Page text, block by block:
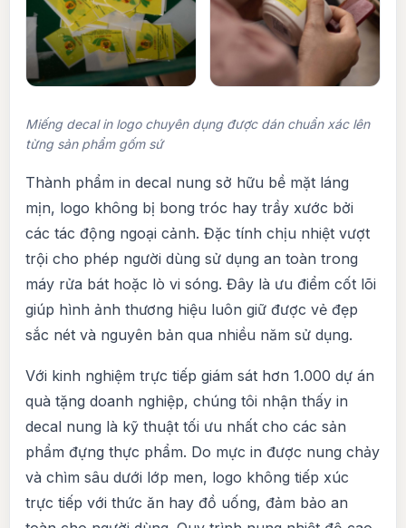
Miếng decal in logo chuyên dụng được dán chuẩn xác lên
từng sản phẩm gốm sứ
Thành phẩm in decal nung sở hữu bề mặt láng
mịn, logo không bị bong tróc hay trầy xước bởi
các tác động ngoại cảnh. Đặc tính chịu nhiệt vượt
trội cho phép người dùng sử dụng an toàn trong
máy rửa bát hoặc lò vi sóng. Đây là ưu điểm cốt lõi
giúp hình ảnh thương hiệu luôn giữ được vẻ đẹp
sắc nét và nguyên bản qua nhiều năm sử dụng.
Với kinh nghiệm trực tiếp giám sát hơn 1.000 dự án
quà tặng doanh nghiệp, chúng tôi nhận thấy in
decal nung là kỹ thuật tối ưu nhất cho các sản
phẩm đựng thực phẩm. Do mực in được nung chảy
và chìm sâu dưới lớp men, logo không tiếp xúc
trực tiếp với thức ăn hay đồ uống, đảm bảo an